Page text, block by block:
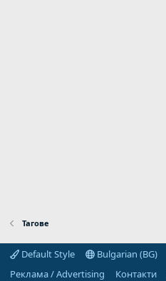
Тагове
Default Style
Bulgarian (BG)
Реклама / Advertising
Контакти